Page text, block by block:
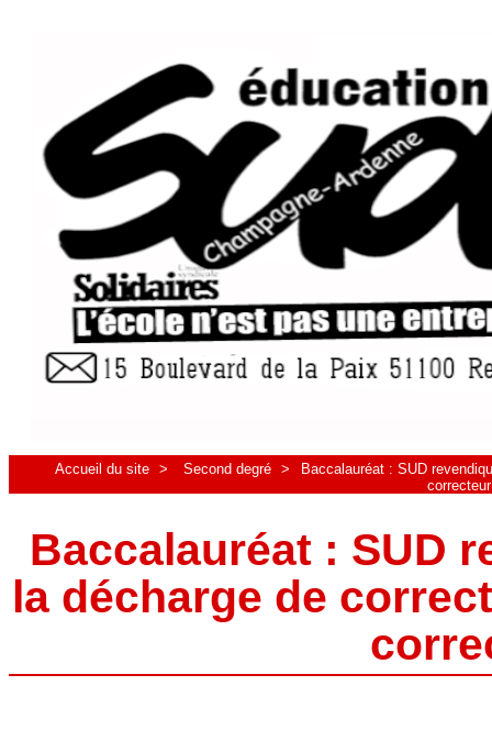
Accueil du site > Second degré >
Baccalauréat : SUD
Baccalauréat : SUD
la décharge de